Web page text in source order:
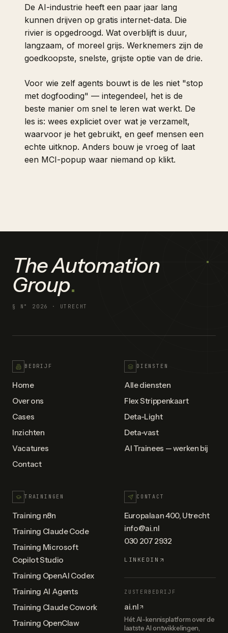
De AI-industrie heeft een paar jaar lang
kunnen drijven op gratis internet-data. Die
rivier is opgedroogd. Wat overblijft is duur,
langzaam, of moreel grijs. Werknemers zijn de
goedkoopste, snelste, grijste optie van de drie.
Voor wie zelf agents bouwt is de les niet "stop
met dogfooding" — integendeel, het is de
beste manier om snel te leren wat werkt. De
les is: wees expliciet over wat je verzamelt,
waarvoor je het gebruikt, en geef mensen een
echte uitknop. Anders bouw je vroeg of laat
een MCI-popup waar niemand op klikt.
The Automation
Group.
§ N° 2026 · UTRECHT
BEDRIJF
Home
Over ons
Cases
Inzichten
Vacatures
Contact
DIENSTEN
Alle diensten
Flex Strippenkaart
Deta-Light
Deta-vast
AI Trainees — werken bij
TRAININGEN
Training n8n
Training Claude Code
Training Microsoft
Copilot Studio
Training OpenAI Codex
Training AI Agents
Training Claude Cowork
Training OpenClaw
CONTACT
Europalaan 400, Utrecht
info@ai.nl
030 207 2932
LINKEDIN
ZUSTERBEDRIJF
ai.nl
Hét AI-kennisplatform over de
laatste AI ontwikkelingen,